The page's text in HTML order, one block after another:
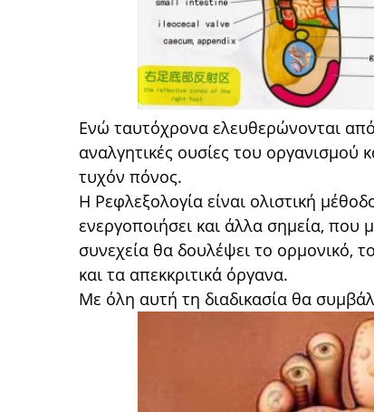
Ενώ ταυτόχρονα ελευθερώνονται
αναλγητικές ουσίες του οργανισμού
τυχόν πόνος.
Η Ρεφλεξολογία είναι ολιστική
ενεργοποιήσει και άλλα σημεία, που
συνεχεία θα δουλέψει το ορμονικό,
και τα απεκκριτικά όργανα.
Με όλη αυτή τη διαδικασία θα